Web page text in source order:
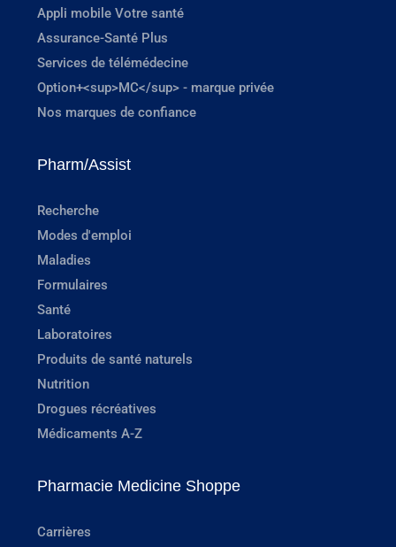
Appli mobile Votre santé
Assurance-Santé Plus
Services de télémédecine
Option+<sup>MC</sup> - marque privée
Nos marques de confiance
Pharm/Assist
Recherche
Modes d'emploi
Maladies
Formulaires
Santé
Laboratoires
Produits de santé naturels
Nutrition
Drogues récréatives
Médicaments A-Z
Pharmacie Medicine Shoppe
Carrières